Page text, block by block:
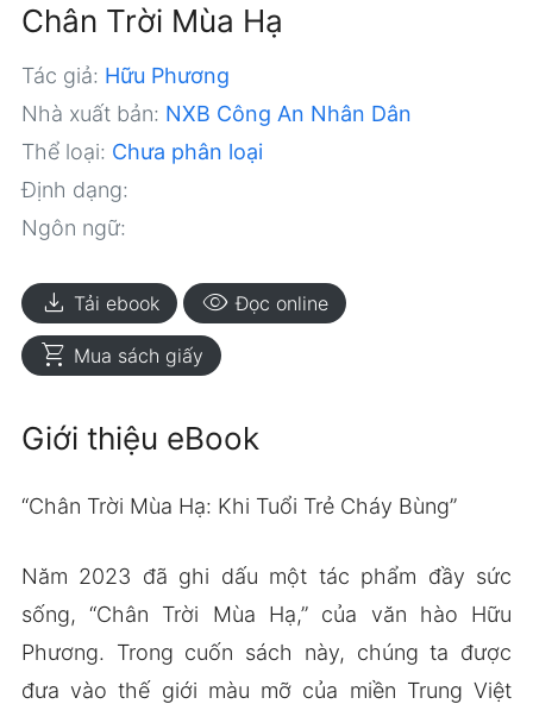
Chân Trời Mùa Hạ
Tác giả: Hữu Phương
Nhà xuất bản: NXB Công An Nhân Dân
Thể loại: Chưa phân loại
Định dạng:
Ngôn ngữ:
download Tải ebook visibility Đọc online
shopping_cart Mua sách giấy
Giới thiệu eBook
“Chân Trời Mùa Hạ: Khi Tuổi Trẻ Cháy Bùng”
Năm 2023 đã ghi dấu một tác phẩm đầy sức
sống, “Chân Trời Mùa Hạ,” của văn hào Hữu
Phương. Trong cuốn sách này, chúng ta được
đưa vào thế giới màu mỡ của miền Trung Việt